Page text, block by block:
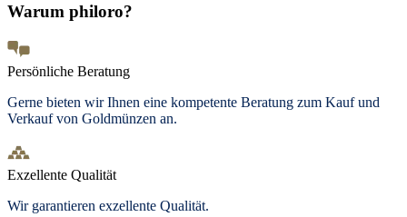
Warum philoro?
Persönliche Beratung
Gerne bieten wir Ihnen eine kompetente Beratung zum Kauf und
Verkauf von Goldmünzen an.
Exzellente Qualität
Wir garantieren exzellente Qualität.